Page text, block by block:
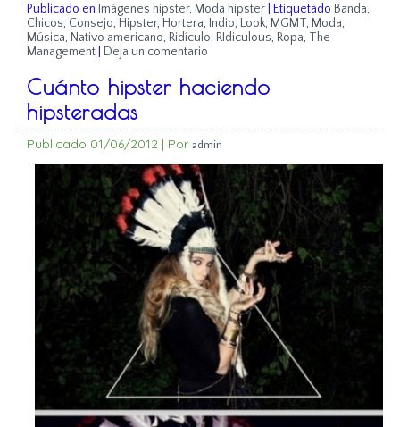
Publicado en Imágenes hipster, Moda hipster Etiquetado Banda,
Chicos, Consejo, Hipster, Hortera, Indio, Look, MGMT, Moda,
Música, Nativo americano, Ridículo, RIdiculous, Ropa, The
Management
Deja un comentario
Cuánto hipster haciendo
hipsteradas
Publicado 01/06/2012 | Por admin